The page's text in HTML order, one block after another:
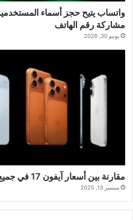
واتساب يتيح حجز أسماء
مشاركة رقم الهاتف
يونيو 30, 2026
مقارنة بين أسعار آيفون 17 في جميع الدول العربية
سبتمبر 13, 2025